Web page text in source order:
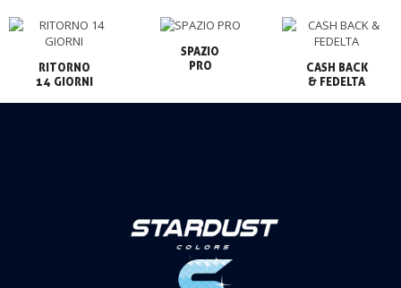
RITORNO
14 GIORNI
SPAZIO
PRO
CASH BACK
& FEDELTA